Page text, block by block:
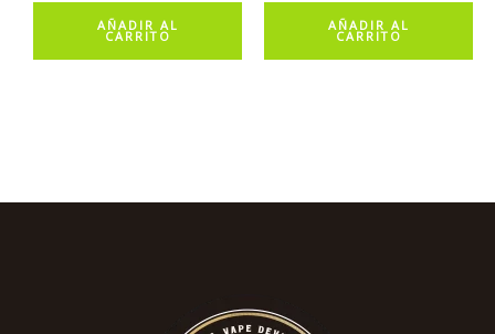
AÑADIR AL
CARRITO
AÑADIR AL
CARRITO